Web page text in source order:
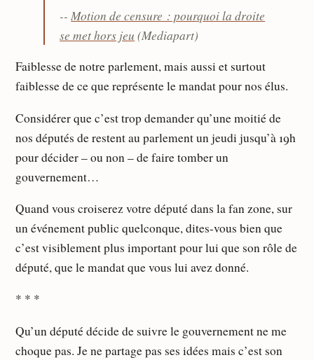
-- Motion de censure : pourquoi la droite
se met hors jeu (Mediapart)
Faiblesse de notre parlement, mais aussi et surtout
faiblesse de ce que représente le mandat pour nos élus.
Considérer que c’est trop demander qu’une moitié de
nos députés de restent au parlement un jeudi jusqu’à 19h
pour décider – ou non – de faire tomber un
gouvernement…
Quand vous croiserez votre député dans la fan zone, sur
un événement public quelconque, dites-vous bien que
c’est visiblement plus important pour lui que son rôle de
député, que le mandat que vous lui avez donné.
* * *
Qu’un député décide de suivre le gouvernement ne me
choque pas. Je ne partage pas ses idées mais c’est son